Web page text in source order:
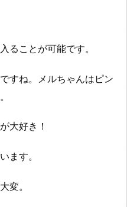
ることが可能です。
すね。メルちゃんはピン
大好き！
ます。
変。